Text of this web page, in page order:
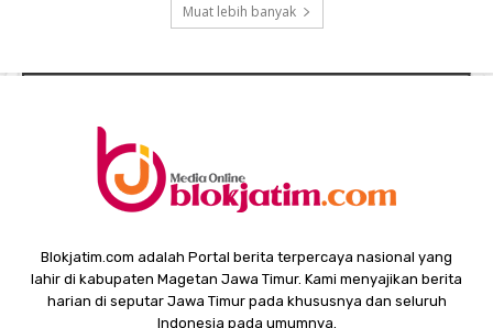
Muat lebih banyak
Blokjatim.com adalah Portal berita terpercaya nasional yang
lahir di kabupaten Magetan Jawa Timur. Kami menyajikan berita
harian di seputar Jawa Timur pada khususnya dan seluruh
Indonesia pada umumnya.